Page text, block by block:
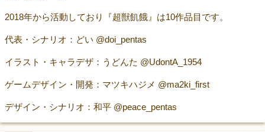
2018年から活動しており『超獣飢餓』は10作品目です。
代表・シナリオ：どい @doi_pentas
イラスト・キャラデザ：うどんた @UdontA_1954
ゲームデザイン・開発：マツキハジメ @ma2ki_first
デザイン・シナリオ：和平 @peace_pentas